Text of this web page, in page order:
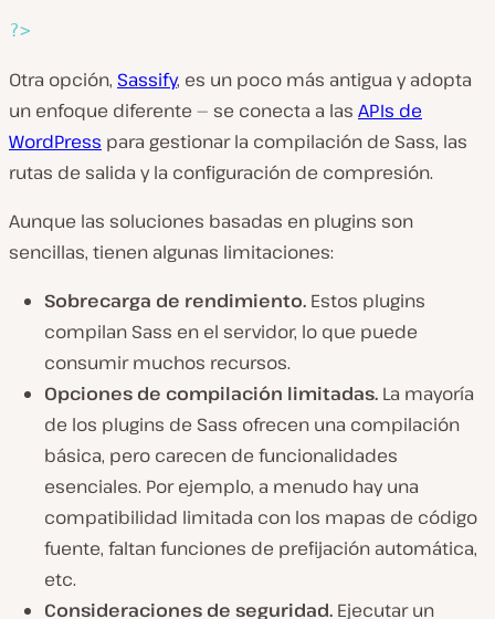
?>
Otra opción, Sassify, es un poco más antigua y adopta
un enfoque diferente — se conecta a las APIs de
WordPress para gestionar la compilación de Sass, las
rutas de salida y la configuración de compresión.
Aunque las soluciones basadas en plugins son
sencillas, tienen algunas limitaciones:
Sobrecarga de rendimiento. Estos plugins
compilan Sass en el servidor, lo que puede
consumir muchos recursos.
Opciones de compilación limitadas. La mayoría
de los plugins de Sass ofrecen una compilación
básica, pero carecen de funcionalidades
esenciales. Por ejemplo, a menudo hay una
compatibilidad limitada con los mapas de código
fuente, faltan funciones de prefijación automática,
etc.
Consideraciones de seguridad. Ejecutar un